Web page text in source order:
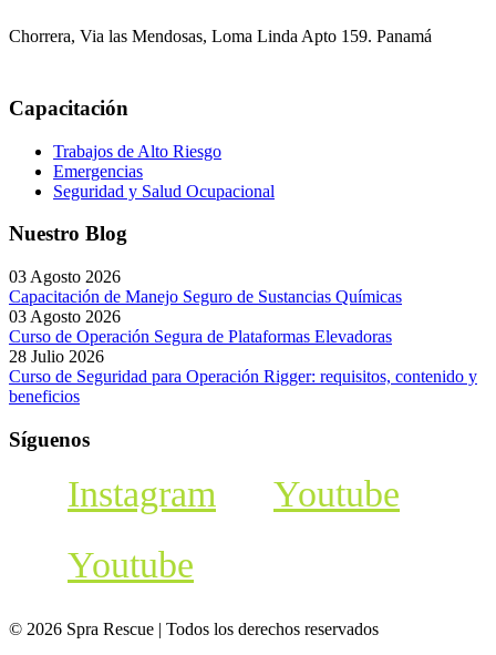
Chorrera, Via las Mendosas, Loma Linda Apto 159. Panamá
Capacitación
Trabajos de Alto Riesgo
Emergencias
Seguridad y Salud Ocupacional
Nuestro Blog
03 Agosto 2026
Capacitación de Manejo Seguro de Sustancias Químicas
03 Agosto 2026
Curso de Operación Segura de Plataformas Elevadoras
28 Julio 2026
Curso de Seguridad para Operación Rigger: requisitos, contenido y
beneficios
Síguenos
Instagram
Youtube
Youtube
© 2026 Spra Rescue | Todos los derechos reservados